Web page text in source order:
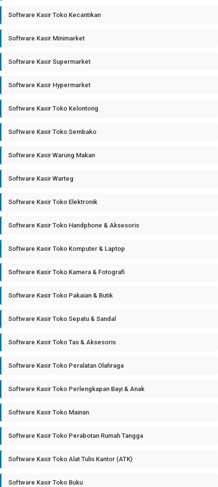
Software Kasir Toko Kecantikan
Software Kasir Minimarket
Software Kasir Supermarket
Software Kasir Hypermarket
Software Kasir Toko Kelontong
Software Kasir Toko Sembako
Software Kasir Warung Makan
Software Kasir Warteg
Software Kasir Toko Elektronik
Software Kasir Toko Handphone & Aksesoris
Software Kasir Toko Komputer & Laptop
Software Kasir Toko Kamera & Fotografi
Software Kasir Toko Pakaian & Butik
Software Kasir Toko Sepatu & Sandal
Software Kasir Toko Tas & Aksesoris
Software Kasir Toko Peralatan Olahraga
Software Kasir Toko Perlengkapan Bayi & Anak
Software Kasir Toko Mainan
Software Kasir Toko Perabotan Rumah Tangga
Software Kasir Toko Alat Tulis Kantor (ATK)
Software Kasir Toko Buku